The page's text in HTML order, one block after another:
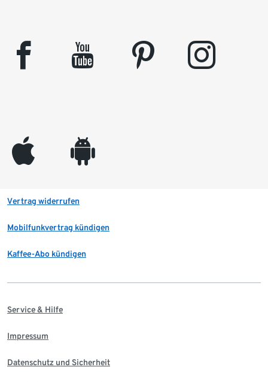
facebook youtube pinterest instagram
appleinc android
Vertrag widerrufen
Mobilfunkvertrag kündigen
Kaffee-Abo kündigen
Service & Hilfe
Impressum
Datenschutz und Sicherheit